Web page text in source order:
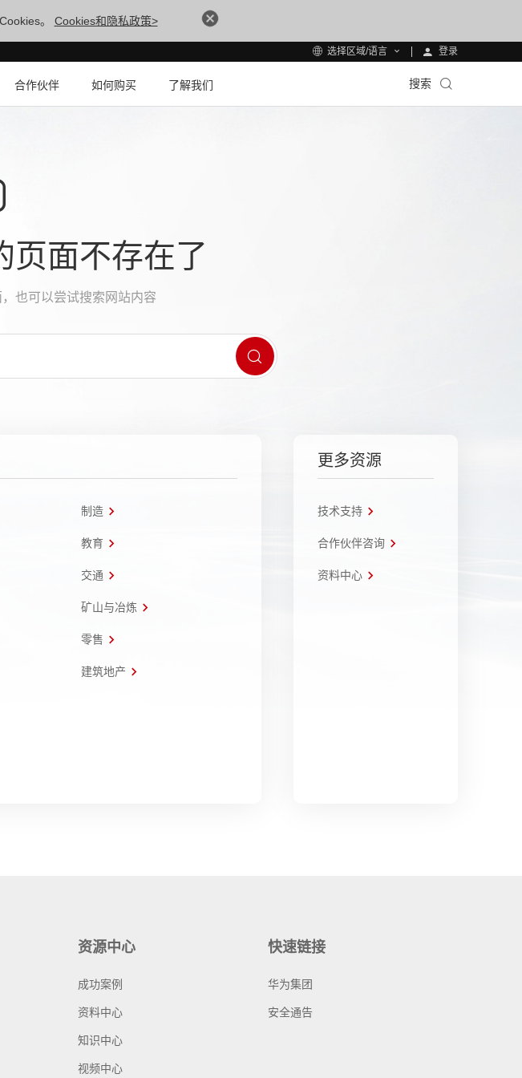
。 Cookies和隐私政策>
选择区域/语言 登录
合作伙伴 如何购买 了解我们 搜索
页面不存在了
也可以尝试搜索网站内容
制造
教育
交通
矿山与冶炼
零售
建筑地产
更多资源
技术支持
合作伙伴咨询
资料中心
资源中心
成功案例
资料中心
知识中心
视频中心
快速链接
华为集团
安全通告